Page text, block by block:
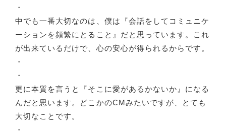
・
中でも一番大切なのは、僕は『会話をしてコミュニケ
ーションを頻繁にとること』だと思っています。これ
が出来ているだけで、心の安心が得られるからです。
・
・
更に本質を言うと『そこに愛があるかないか』になる
んだと思います。どこかのCMみたいですが、とても
大切なことです。
・